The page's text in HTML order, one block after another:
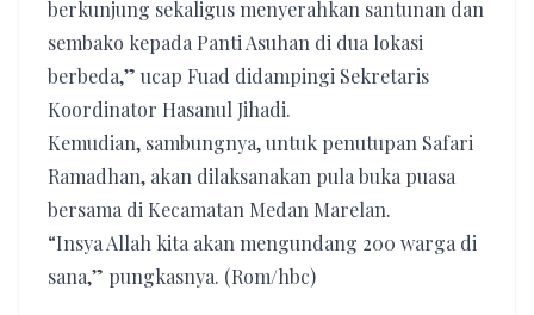
berkunjung sekaligus menyerahkan santunan dan
sembako kepada Panti Asuhan di dua lokasi
berbeda,” ucap Fuad didampingi Sekretaris
Koordinator Hasanul Jihadi.
Kemudian, sambungnya, untuk penutupan Safari
Ramadhan, akan dilaksanakan pula buka puasa
bersama di Kecamatan Medan Marelan.
“Insya Allah kita akan mengundang 200 warga di
sana,” pungkasnya. (Rom/hbc)